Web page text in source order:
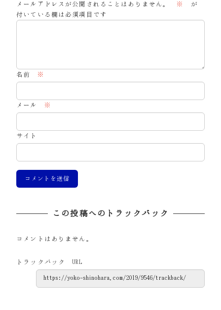
メールアドレスが公開されることはありません。 ※
が
付いている欄は必須項目です
名前 ※
メール ※
サイト
この投稿へのトラックバック
コメントはありません。
トラックバック URL